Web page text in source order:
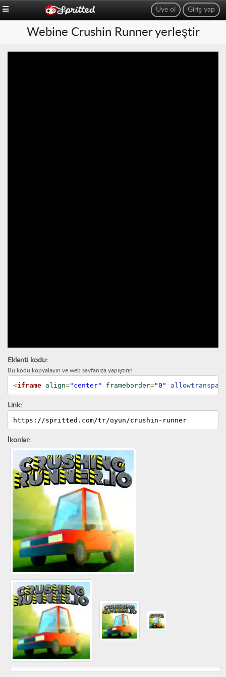
Giriş yap
Üye ol
Webine Crushin Runner yerleştir
Eklenti kodu:
Bu kodu kopyalayın ve web sayfanıza yapıştırın
<iframe align="center" frameborder="0"
Link:
https://spritted.com/tr/oyun/crushin-runner
İkonlar: